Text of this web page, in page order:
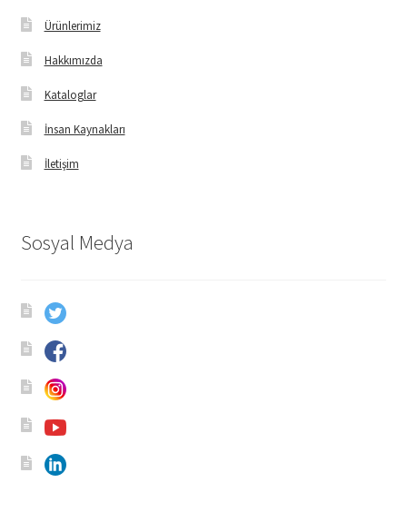
Ürünlerimiz
Hakkımızda
Kataloglar
İnsan Kaynakları
İletişim
Sosyal Medya